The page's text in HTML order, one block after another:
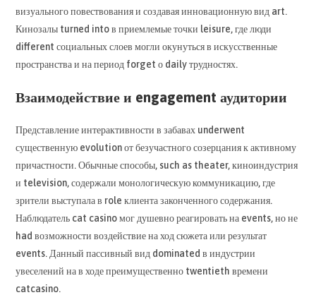
визуального повествования и создавая инновационную вид art.
Кинозалы turned into в приемлемые точки leisure, где люди
different социальных слоев могли окунуться в искусственные
пространства и на период forget о daily трудностях.
Взаимодействие и engagement аудитории
Представление интерактивности в забавах underwent
существенную evolution от безучастного созерцания к активному
причастности. Обычные способы, such as theater, киноиндустрия
и television, содержали монологическую коммуникацию, где
зрители выступала в role клиента законченного содержания.
Наблюдатель cat casino мог душевно реагировать на events, но не
had возможности воздействие на ход сюжета или результат
events. Данный пассивный вид dominated в индустрии
увеселений на в ходе преимущественно twentieth времени
catcasino.